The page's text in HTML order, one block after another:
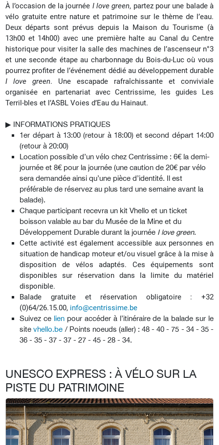
À l’occasion de la journée I love green, partez pour une balade à
vélo gratuite entre nature et patrimoine sur le thème de l’eau.
Deux départs sont prévus depuis la Maison du Tourisme (à
13h00 et 14h00) avec une première halte au Canal du Centre
historique pour visiter la salle des machines de l’ascenseur n°3
et une seconde étape au charbonnage du Bois-du-Luc où vous
pourrez profiter de l’événement dédié au développement durable
I love green. Une escapade rafraîchissante et conviviale
organisée en partenariat avec Centrissime, les guides Les
Terril-bles et l’ASBL Voies d’Eau du Hainaut.
▶︎ INFORMATIONS PRATIQUES
1er départ à 13:00 (retour à 18:00) et second départ 14:00
(retour à 20:00)
Location possible d’un vélo chez Centrissime : 6€ la demi-
journée et 8€ pour la journée (une caution de 20€ par vélo
sera demandée ainsi qu’une pièce d’identité. Il est
préférable de réservez au plus tard une semaine avant la
balade).
Chaque participant recevra un kit Vhello et un ticket
boisson valable au bar du Musée de la Mine et du
Développement Durable durant la journée I love green.
Cette activité est également accessible aux personnes en
situation de handicap moteur et/ou visuel grâce à la mise à
disposition de vélos adaptés. Ces équipements sont
disponibles sur réservation dans la limite du matériel
disponible.
Balade gratuite et réservation obligatoire : +32
(0)64/26.15.00, info@centrissime.be
Suivez ce lien pour accéder à l’itinéraire de la balade sur le
sitevhello.be / Points noeuds (aller) : 48 - 40 - 75 - 34 - 35 -
36 - 35 - 37 - 37 - 27 - 45 - 28 - 34.
UNESCO EXPRESS : À VÉLO SUR LA
PISTE DU PATRIMOINE